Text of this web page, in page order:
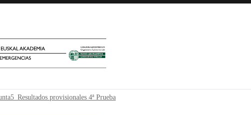
provisionales 4ª Prueba - avpe
provisionales 4ª Prueba